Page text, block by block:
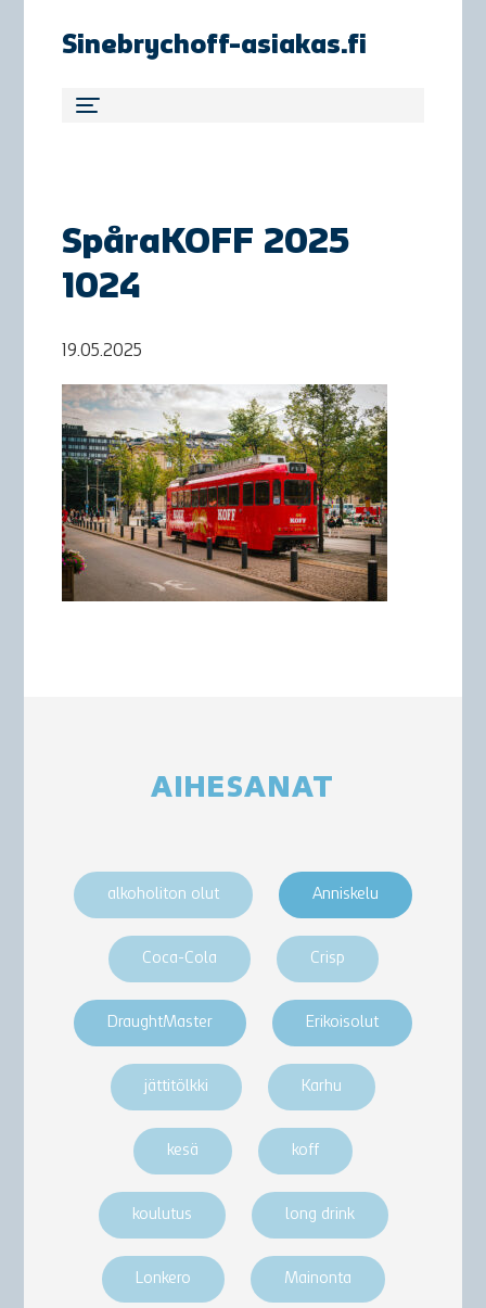
Sinebrychoff-asiakas.fi
SpåraKOFF 2025
1024
19.05.2025
AIHESANAT
alkoholiton olut Anniskelu
Coca-Cola Crisp
DraughtMaster Erikoisolut
jättitölkki Karhu
kesä koff
koulutus long drink
Lonkero Mainonta